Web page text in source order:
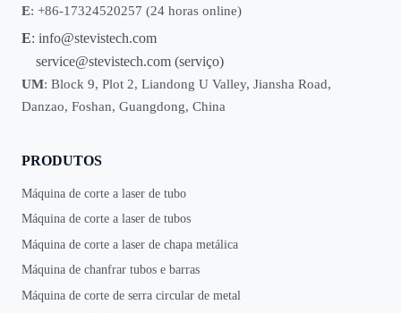
E: +86-17324520257 (24 horas online)
E: info@stevistech.com
service@stevistech.com (serviço)
UM: Block 9, Plot 2, Liandong U Valley, Jiansha Road,
Danzao, Foshan, Guangdong, China
PRODUTOS
Máquina de corte a laser de tubo
Máquina de corte a laser de tubos
Máquina de corte a laser de chapa metálica
Máquina de chanfrar tubos e barras
Máquina de corte de serra circular de metal